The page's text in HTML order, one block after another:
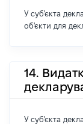
У суб'єкта
об'єкти для
14.
У суб'єкта